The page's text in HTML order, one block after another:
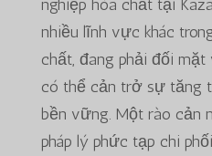
nghiệp hóa chất tại
nhiều lĩnh vực khác
chất, đang phải đối
có thể cản trở sự tăng
bền vững. Một rào cản
pháp lý phức tạp chi